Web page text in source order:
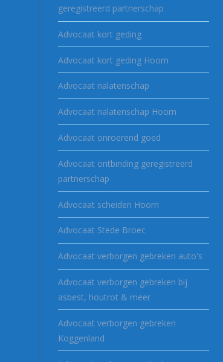
geregistreerd partnerschap
Advocaat kort geding
Advocaat kort geding Hoorn
Advocaat nalatenschap
Advocaat nalatenschap Hoorn
Advocaat onroerend goed
Advocaat ontbinding geregistreerd
partnerschap
Advocaat scheiden Hoorn
Advocaat Stede Broec
Advocaat verborgen gebreken auto's
Advocaat verborgen gebreken bij
asbest, houtrot & meer
Advocaat verborgen gebreken
Koggenland